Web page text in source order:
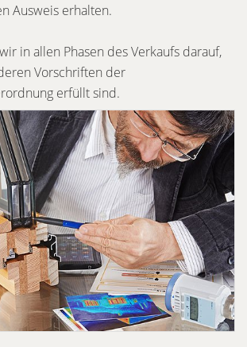
Ausweis erhalten.
in allen Phasen des Verkaufs darauf,
Vorschriften der
erfüllt sind.